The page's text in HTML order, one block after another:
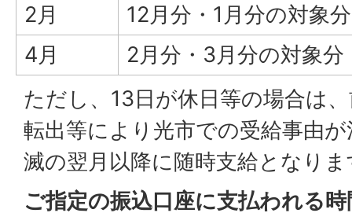
2月
12月分・1月分の対象分
4月
2月分・3月分の対象分
ただし、13日が休日等の場合は
転出等により光市での受給事由
滅の翌月以降に随時支給となり
ご指定の振込口座に支払われる